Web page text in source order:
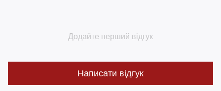
Додайте перший відгук
Написати відгук